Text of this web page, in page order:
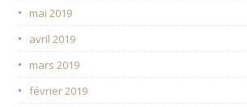
mai 2019
avril 2019
mars 2019
février 2019